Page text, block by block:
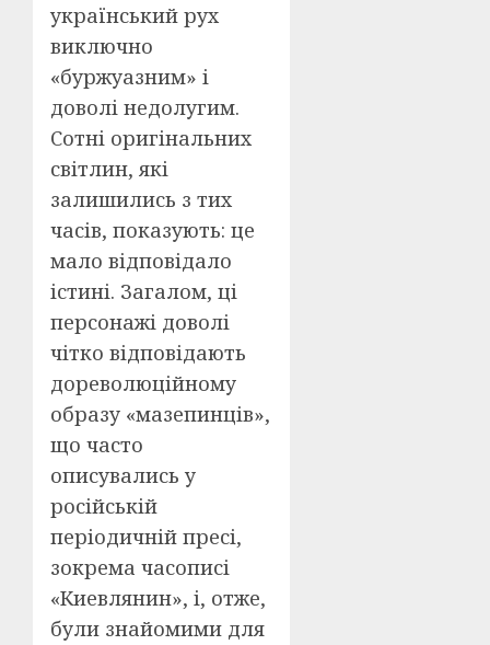
український рух
виключно
«буржуазним» і
доволі недолугим.
Сотні оригінальних
світлин, які
залишились з тих
часів, показують: це
мало відповідало
істині. Загалом, ці
персонажі доволі
чітко відповідають
дореволюційному
образу «мазепинців»,
що часто
описувались у
російській
періодичній пресі,
зокрема часописі
«Киевлянин», і, отже,
були знайомими для